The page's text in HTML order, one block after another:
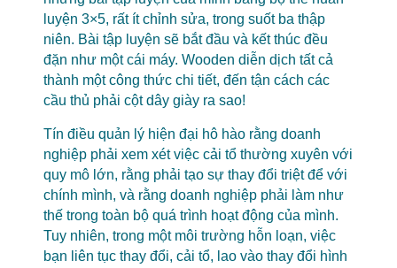
luyện 3×5, rất ít chỉnh sửa, trong suốt ba thập
niên. Bài tập luyện sẽ bắt đầu và kết thúc đều
đặn như một cái máy. Wooden diễn dịch tất cả
thành một công thức chi tiết, đến tận cách các
cầu thủ phải cột dây giày ra sao!
Tín điều quản lý hiện đại hô hào rằng doanh
nghiệp phải xem xét việc cải tổ thường xuyên với
quy mô lớn, rằng phải tạo sự thay đổi triệt để với
chính mình, và rằng doanh nghiệp phải làm như
thế trong toàn bộ quá trình hoạt động của mình.
Tuy nhiên, trong một môi trường hỗn loạn, việc
bạn liên tục thay đổi, cải tổ, lao vào thay đổi hình